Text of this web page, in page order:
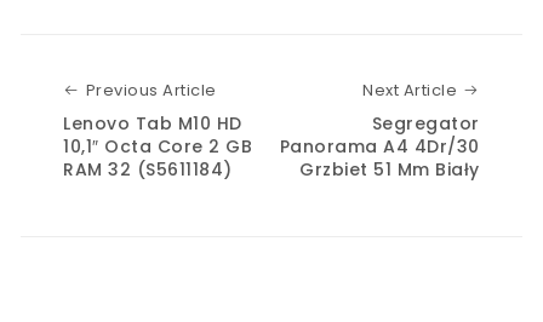
Previous Article
Lenovo Tab M10 HD
10,1″ Octa Core 2 GB
RAM 32 (S5611184)
Next Article
Segregator
Panorama A4 4Dr/30
Grzbiet 51 Mm Biały